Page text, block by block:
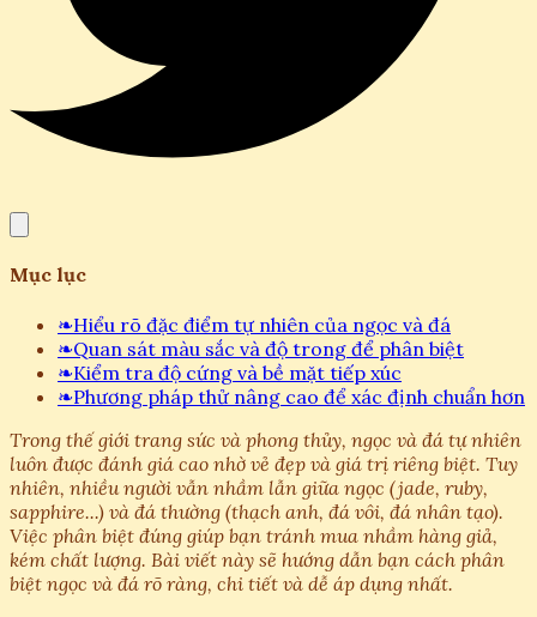
Mục lục
❧Hiểu rõ đặc điểm tự nhiên của ngọc và đá
❧Quan sát màu sắc và độ trong để phân biệt
❧Kiểm tra độ cứng và bề mặt tiếp xúc
❧Phương pháp thử nâng cao để xác định chuẩn hơn
Trong thế giới trang sức và phong thủy, ngọc và đá tự nhiên
luôn được đánh giá cao nhờ vẻ đẹp và giá trị riêng biệt. Tuy
nhiên, nhiều người vẫn nhầm lẫn giữa ngọc (jade, ruby,
sapphire...) và đá thường (thạch anh, đá vôi, đá nhân tạo).
Việc phân biệt đúng giúp bạn tránh mua nhầm hàng giả,
kém chất lượng. Bài viết này sẽ hướng dẫn bạn cách phân
biệt ngọc và đá rõ ràng, chi tiết và dễ áp dụng nhất.